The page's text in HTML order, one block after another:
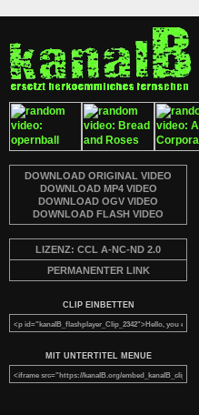
DOWNLOAD ORIGINAL VIDEO
DOWNLOAD MP4 VIDEO
DOWNLOAD OGV VIDEO
DOWNLOAD FLASH VIDEO
LIZENZ: CCL A-NC-ND 2.0
PERMANENTER LINK
CLIP EINBETTEN
MIT UNTERTITEL MENUE